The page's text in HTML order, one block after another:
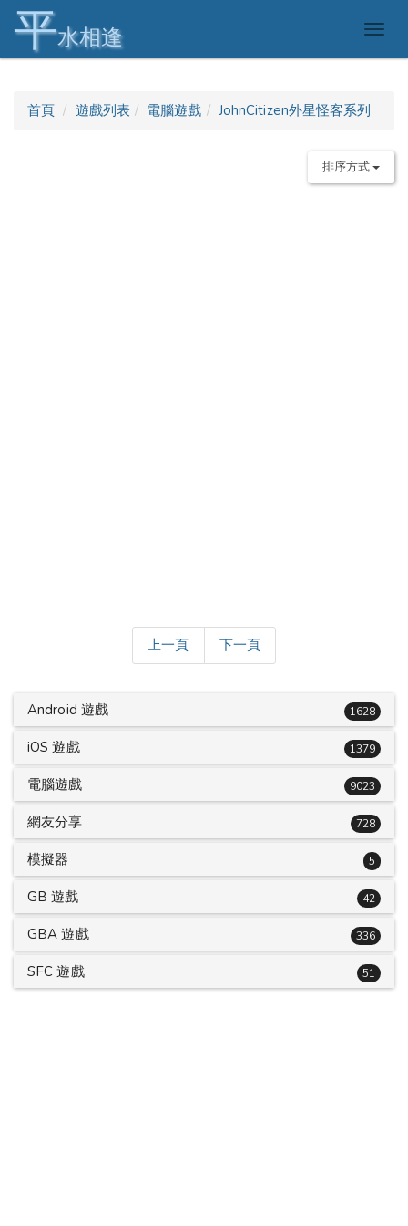
平水相逢
首頁 遊戲列表 電腦遊戲 JohnCitizen外星怪客系列
排序方式
上一頁 下一頁
Android 遊戲 1628
iOS 遊戲 1379
電腦遊戲 9023
網友分享 728
模擬器 5
GB 遊戲 42
GBA 遊戲 336
SFC 遊戲 51